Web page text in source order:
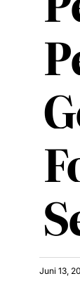
Juni 13,